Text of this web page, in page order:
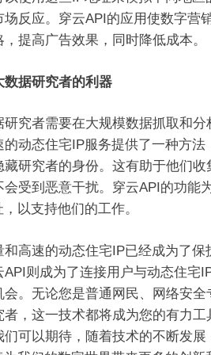
场反应。穿云API的应用使数字营
提高广告效果，同时降低成本。
据研究者的利器
者需要在大规模数据抓取和分
的动态住宅IP服务提供了一种方
藏研究者的身份。这有助于他们
会受到恶意干扰。穿云API的功能
以支持他们的工作。
速的动态住宅IP已经成为了保
API则成为了连接用户与动态住宅
会。无论您是普通网民、网络安
者，这一技术都将成为您的有力
们可以期待，随着技术的不断发